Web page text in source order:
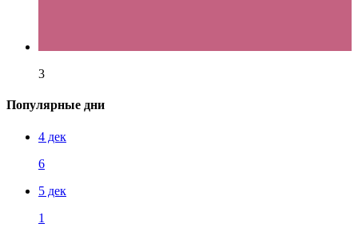
3
Популярные дни
4 дек
6
5 дек
1